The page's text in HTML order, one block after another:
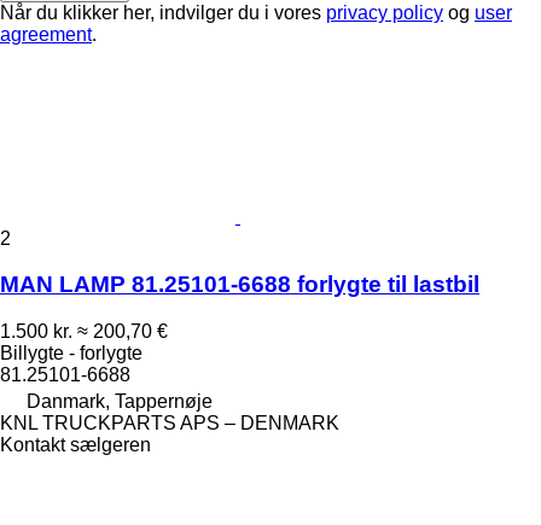
Når du klikker her, indvilger du i vores privacy policy og user
agreement.
2
MAN LAMP 81.25101-6688 forlygte til lastbil
1.500 kr. ≈ 200,70 €
Billygte - forlygte
81.25101-6688
Danmark, Tappernøje
KNL TRUCKPARTS APS – DENMARK
Kontakt sælgeren